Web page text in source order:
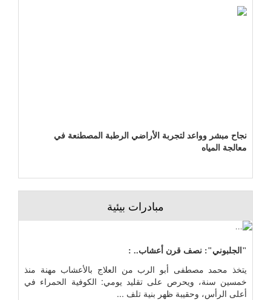
نجاح مبشر وواعد لتجربة الأراضي الرطبة المصطنعة في
معالجة المياه
مبادرات بيئية
"الجلبوني": نصف قرن أعشاب.. :
يتخذ محمد مصطفى أبو الرب من العلاج بالأعشاب مهنة منذ
خمسين سنة، ويحرص على تقليد يومي: الكوفية الحمراء في
أعلى الرأس، وحقيبة ظهر بنية تلف ...